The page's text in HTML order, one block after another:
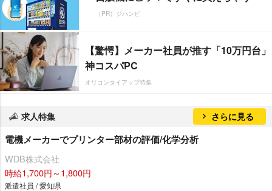
（PR）ジハンピ
【驚愕】メーカー社員が推す「10万円台」
神コスパPC
オリコンタイアップ特集
求人特集 さらに見る
電機メーカーでプリンター部材の評価/化学分析
WDB株式会社
時給1,700円～1,800円
派遣社員 / 愛知県